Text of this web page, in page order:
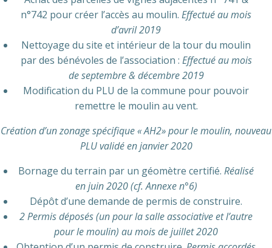
n°742 pour créer l’accès au moulin. Effectué au mois
d’avril 2019
Nettoyage du site et intérieur de la tour du moulin
par des bénévoles de l’association : Effectué au mois
de septembre & décembre 2019
Modification du PLU de la commune pour pouvoir
remettre le moulin au vent.
Création d’un zonage spécifique « AH2» pour le moulin, nouveau
PLU validé en janvier 2020
Bornage du terrain par un géomètre certifié. Réalisé
en juin 2020 (cf. Annexe n°6)
Dépôt d’une demande de permis de construire.
2 Permis déposés (un pour la salle associative et l’autre
pour le moulin) au mois de juillet 2020